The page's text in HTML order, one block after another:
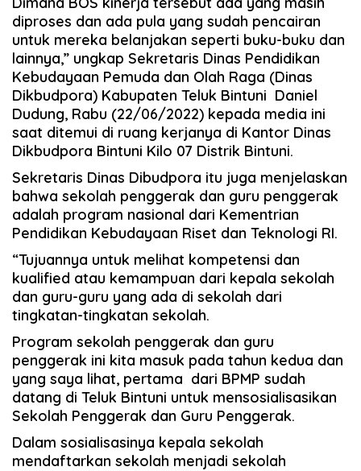
diproses dan ada pula yang sudah pencairan
untuk mereka belanjakan seperti buku-buku dan
lainnya,” ungkap Sekretaris Dinas Pendidikan
Kebudayaan Pemuda dan Olah Raga (Dinas
Dikbudpora) Kabupaten Teluk Bintuni Daniel
Dudung, Rabu (22/06/2022) kepada media ini
saat ditemui di ruang kerjanya di Kantor Dinas
Dikbudpora Bintuni Kilo 07 Distrik Bintuni.
Sekretaris Dinas Dibudpora itu juga menjelaskan
bahwa sekolah penggerak dan guru penggerak
adalah program nasional dari Kementrian
Pendidikan Kebudayaan Riset dan Teknologi RI.
“Tujuannya untuk melihat kompetensi dan
kualified atau kemampuan dari kepala sekolah
dan guru-guru yang ada di sekolah dari
tingkatan-tingkatan sekolah.
Program sekolah penggerak dan guru
penggerak ini kita masuk pada tahun kedua dan
yang saya lihat, pertama dari BPMP sudah
datang di Teluk Bintuni untuk mensosialisasikan
Sekolah Penggerak dan Guru Penggerak.
Dalam sosialisasinya kepala sekolah
mendaftarkan sekolah menjadi sekolah